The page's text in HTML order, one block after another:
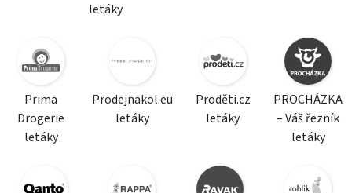
letáky
Prima
Drogerie
letáky
Prodejnakol.eu
letáky
Proděti.cz
letáky
PROCHÁZKA
– Váš řezník
letáky